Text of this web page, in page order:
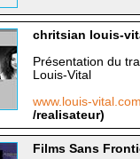
chritsian louis-
Présentation du
Louis-Vital
www.louis-
/realisateur)
Films Sans